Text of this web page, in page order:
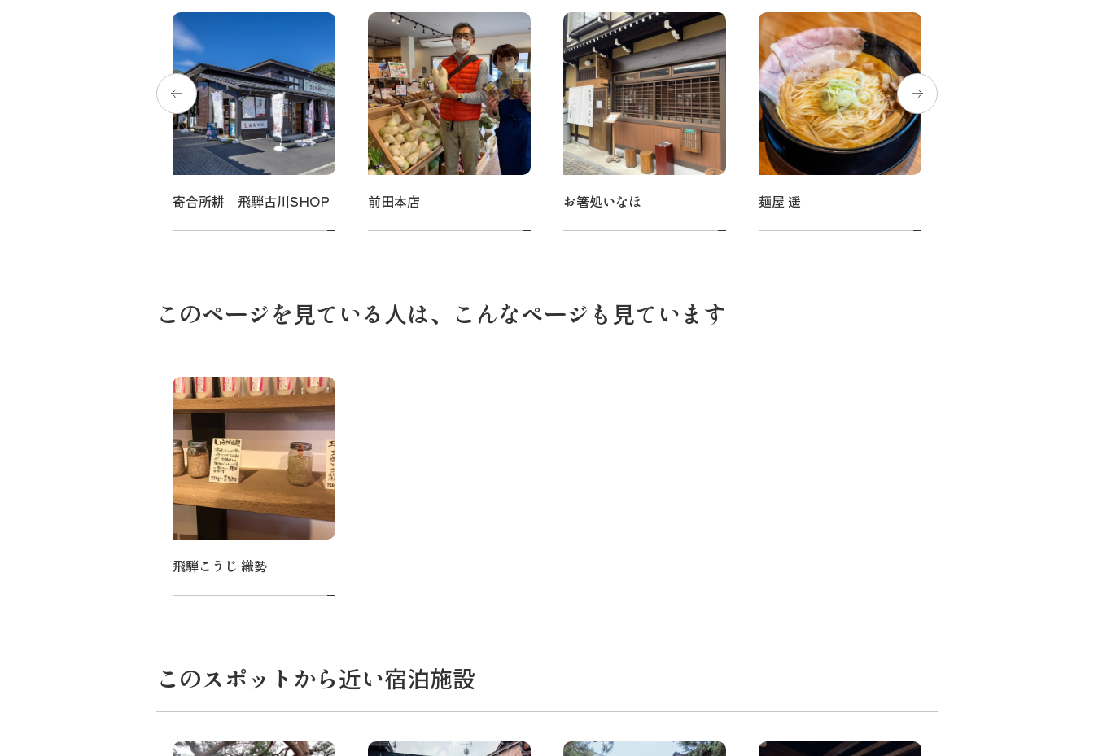
寄合所耕 飛騨古川SHOP 前田本店 お箸処いなほ 麺屋 遥
このページを見ている人は、こんなページも見ています
飛騨こうじ 織勢
このスポットから近い宿泊施設